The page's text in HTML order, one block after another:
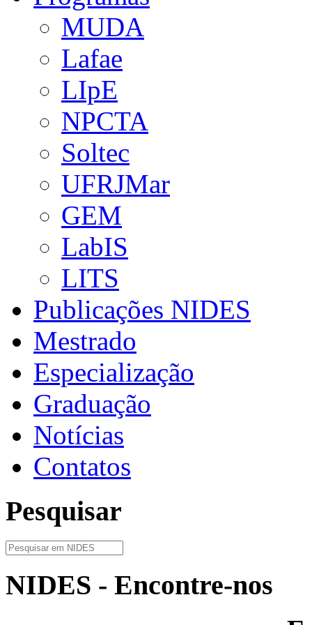
MUDA
Lafae
LIpE
NPCTA
Soltec
UFRJMar
GEM
LabIS
LITS
Publicações NIDES
Mestrado
Especialização
Graduação
Notícias
Contatos
Pesquisar
NIDES - Encontre-nos